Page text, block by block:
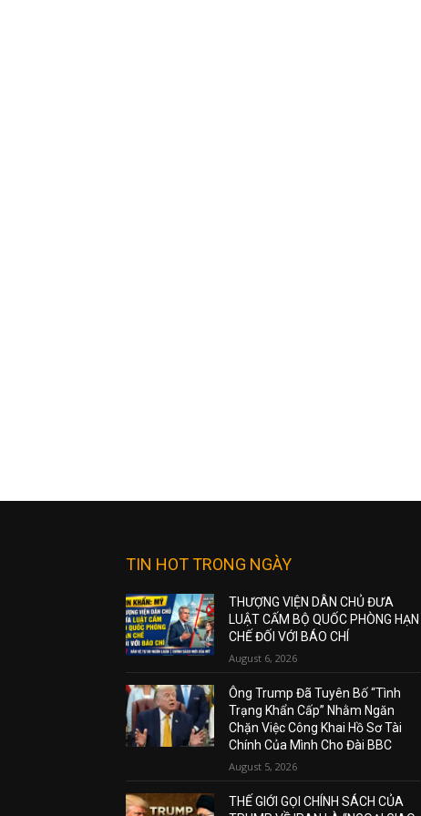
TIN HOT TRONG NGÀY
THƯỢNG VIỆN DÂN CHỦ ĐƯA
LUẬT CẤM BỘ QUỐC PHÒNG HẠN
CHẾ ĐỐI VỚI BÁO CHÍ
August 6, 2026
Ông Trump Đã Tuyên Bố “Tình
Trạng Khẩn Cấp” Nhằm Ngăn
Chặn Việc Công Khai Hồ Sơ Tài
Chính Của Mình Cho Đài BBC
August 5, 2026
THẾ GIỚI GỌI CHÍNH SÁCH CỦA